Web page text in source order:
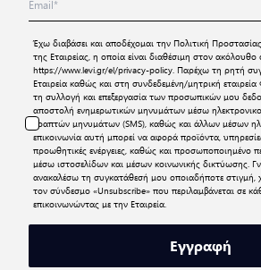
Έχω διαβάσει και αποδέχομαι την Πολιτική
της Εταιρείας, η οποία είναι διαθέσιμη στον
https://www.levi.gr/el/privacy-policy. Παρέχω τη ρητή
Εταιρεία καθώς και στη συνδεδεμένη/μητρική
τη συλλογή και επεξεργασία των προσωπικών μου
αποστολή ενημερωτικών μηνυμάτων μέσω
γραπτών μηνυμάτων (SMS), καθώς και άλλων μέσων
επικοινωνία αυτή μπορεί να αφορά προϊόντα,
προωθητικές ενέργειες, καθώς και προσωποποιημένο
μέσω ιστοσελίδων και μέσων κοινωνικής δικτύωσης.
ανακαλέσω τη συγκατάθεσή μου οποιαδήποτε στιγμή,
τον σύνδεσμο «Unsubscribe» που περιλαμβάνεται σε
επικοινωνώντας με την Εταιρεία.
Εγγραφή